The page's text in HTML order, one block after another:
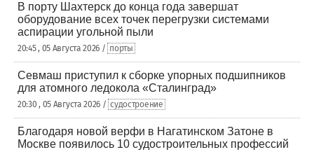
В порту Шахтерск до конца года завершат
оборудование всех точек перегрузки системами
аспирации угольной пыли
20:45 , 05 Августа 2026 / порты
Севмаш приступил к сборке упорных подшипников
для атомного ледокола «Сталинград»
20:30 , 05 Августа 2026 / судостроение
Благодаря новой верфи в Нагатинском Затоне в
Москве появилось 10 судостроительных профессий